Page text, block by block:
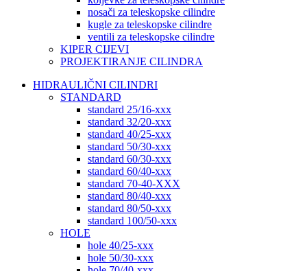
nosači za teleskopske cilindre
kugle za teleskopske cilindre
ventili za teleskopske cilindre
KIPER CIJEVI
PROJEKTIRANJE CILINDRA
HIDRAULIČNI CILINDRI
STANDARD
standard 25/16-xxx
standard 32/20-xxx
standard 40/25-xxx
standard 50/30-xxx
standard 60/30-xxx
standard 60/40-xxx
standard 70-40-XXX
standard 80/40-xxx
standard 80/50-xxx
standard 100/50-xxx
HOLE
hole 40/25-xxx
hole 50/30-xxx